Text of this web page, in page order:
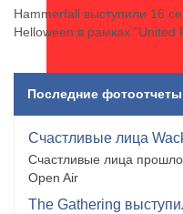
Hammerfall выступили 16
Helloween в рамках "United
Последние фотоотчеты
Счастливые лица
Счастливые лица
Open Air
The Gathering